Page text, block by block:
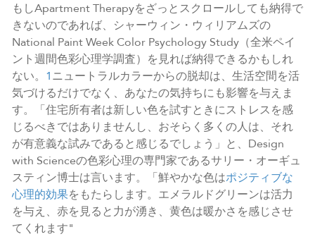
もしApartment Therapyをざっとスクロールしても納得で
きないのであれば、シャーウィン・ウィリアムズの
National Paint Week Color Psychology Study（全米ペイ
ント週間色彩心理学調査）を見れば納得できるかもしれ
ない。 1ニュートラルカラーからの脱却は、生活空間を活
気づけるだけでなく、あなたの気持ちにも影響を与えま
す。「住宅所有者は新しい色を試すときにストレスを感
じるべきではありませんし、おそらく多くの人は、それ
が有意義な試みであると感じるでしょう」と、Design
with Scienceの色彩心理の専門家であるサリー・オーギュ
スティン博士は言います。「鮮やかな色はポジティブな
心理的効果をもたらします。エメラルドグリーンは活力
を与え、赤を見ると力が湧き、黄色は暖かさを感じさせ
てくれます"